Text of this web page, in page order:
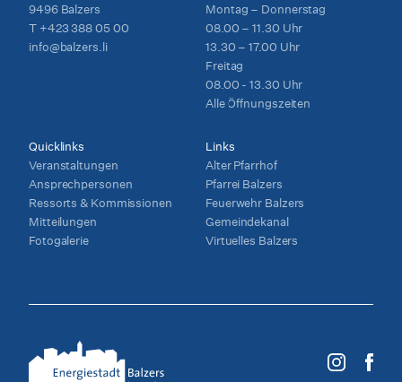
9496 Balzers
T +423 388 05 00
info@balzers.li
Montag – Donnerstag
08.00 – 11.30 Uhr
13.30 – 17.00 Uhr
Freitag
08.00 - 13.30 Uhr
Alle Öffnungszeiten
Quicklinks
Veranstaltungen
Ansprechpersonen
Ressorts & Kommissionen
Mitteilungen
Fotogalerie
Links
Alter Pfarrhof
Pfarrei Balzers
Feuerwehr Balzers
Gemeindekanal
Virtuelles Balzers